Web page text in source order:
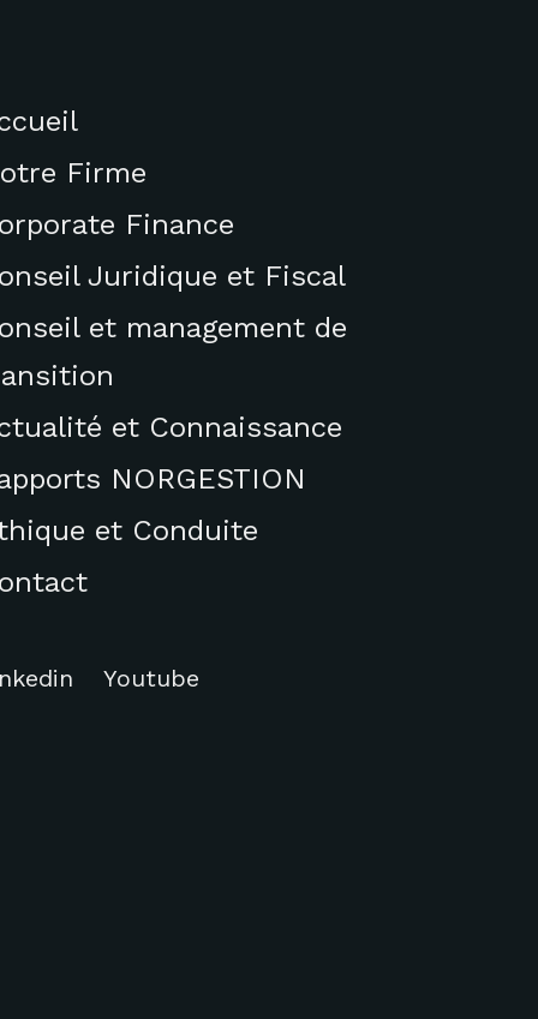
Firme
Finance
Juridique et Fiscal
et management de
et Connaissance
NORGESTION
et Conduite
Youtube